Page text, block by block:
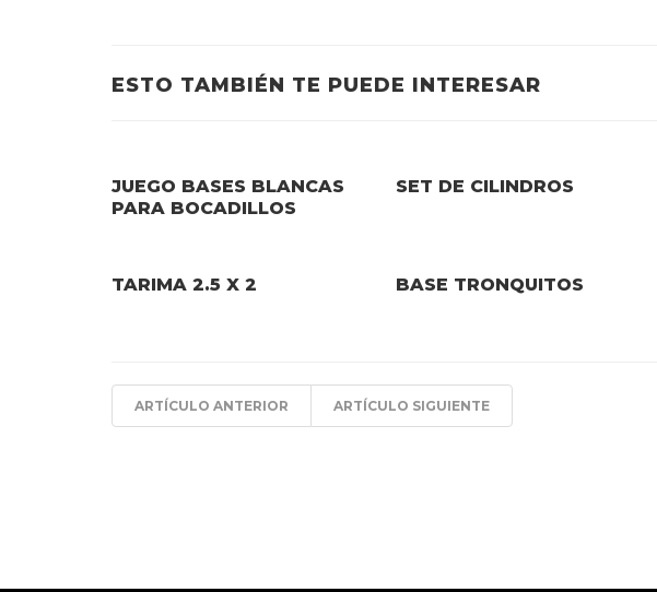
ESTO TAMBIÉN TE PUEDE INTERESAR
JUEGO BASES BLANCAS
PARA BOCADILLOS
SET DE CILINDROS
TARIMA 2.5 X 2 BASE TRONQUITOS
ARTÍCULO ANTERIOR ARTÍCULO SIGUIENTE